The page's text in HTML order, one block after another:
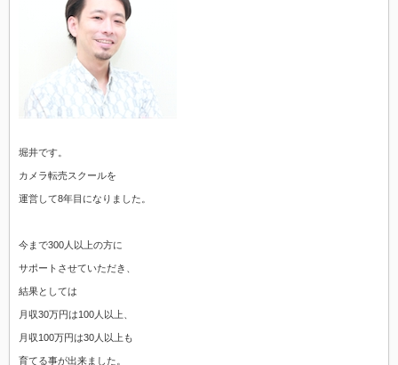
堀井です。
カメラ転売スクールを
運営して8年目になりました。
今まで300人以上の方に
サポートさせていただき、
結果としては
月収30万円は100人以上、
月収100万円は30人以上も
育てる事が出来ました。